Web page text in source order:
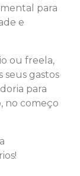
para
e
ou freela,
seus gastos
para
no começo